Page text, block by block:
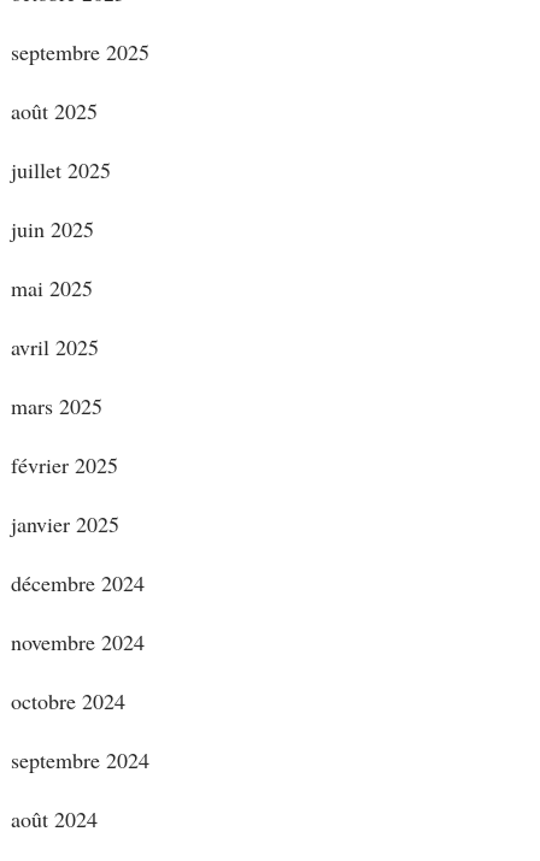
septembre 2025
août 2025
juillet 2025
juin 2025
mai 2025
avril 2025
mars 2025
février 2025
janvier 2025
décembre 2024
novembre 2024
octobre 2024
septembre 2024
août 2024